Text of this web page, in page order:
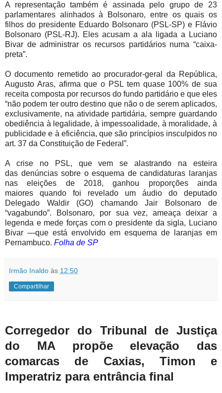
A representação também é assinada pelo grupo de 23
parlamentares alinhados à Bolsonaro, entre os quais os
filhos do presidente Eduardo Bolsonaro (PSL-SP) e Flávio
Bolsonaro (PSL-RJ). Eles acusam a ala ligada a Luciano
Bivar de administrar os recursos partidários numa “caixa-
preta”.
O documento remetido ao procurador-geral da República,
Augusto Aras, afirma que o PSL tem quase 100% de sua
receita composta por recursos do fundo partidário e que eles
“não podem ter outro destino que não o de serem aplicados,
exclusivamente, na atividade partidária, sempre guardando
obediência à legalidade, à impessoalidade, à moralidade, à
publicidade e à eficiência, que são princípios insculpidos no
art. 37 da Constituição de Federal”.
A crise no PSL, que vem se alastrando na esteira
das denúncias sobre o esquema de candidaturas laranjas
nas eleições de 2018, ganhou proporções ainda
maiores quando foi revelado um áudio do deputado
Delegado Waldir (GO) chamando Jair Bolsonaro de
“vagabundo”. Bolsonaro, por sua vez, ameaça deixar a
legenda e mede forças com o presidente da sigla, Luciano
Bivar —que está envolvido em esquema de laranjas em
Pernambuco. Folha de SP
Irmão Inaldo às 12:50
Compartilhar
Corregedor do Tribunal de Justiça
do MA propõe elevação das
comarcas de Caxias, Timon e
Imperatriz para entrância final